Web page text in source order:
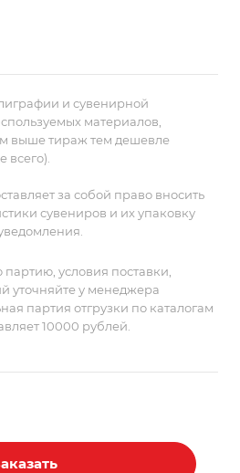
и сувенирной
материалов,
выше тираж тем дешевле
всего).
за собой право вносить
сувениров и их упаковку
условия поставки,
уточняйте у менеджера
партия отгрузки по каталогам
10000 рублей.